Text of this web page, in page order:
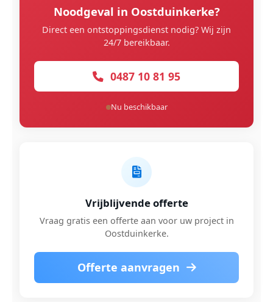
Noodgeval in Oostduinkerke?
Direct een ontstoppingsdienst nodig? Wij zijn
24/7 bereikbaar.
0487 10 81 95
Nu beschikbaar
Vrijblijvende offerte
Vraag gratis een offerte aan voor uw project in
Oostduinkerke.
Offerte aanvragen